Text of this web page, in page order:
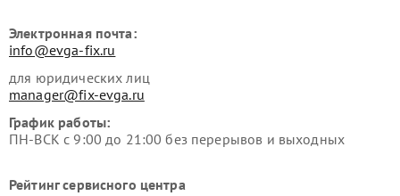
Электронная почта:
info@evga-fix.ru
для юридических лиц
manager@fix-evga.ru
График работы:
ПН-ВСК с 9:00 до 21:00 без перерывов и выходных
Рейтинг сервисного центра